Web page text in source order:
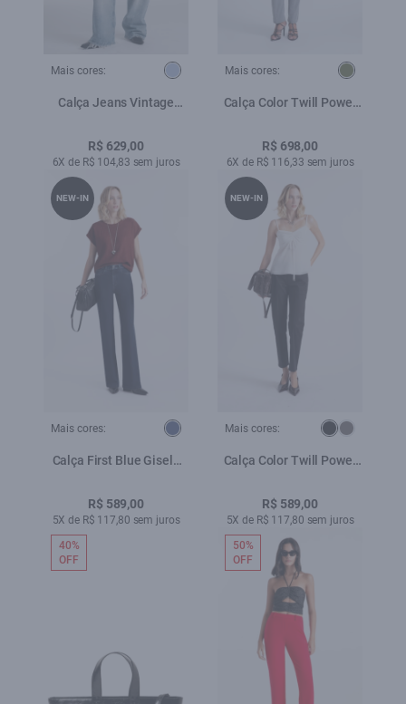
Mais cores:
Calça Jeans Vintage
R$ 629,00
6X de R$ 104,83 sem juros
Mais cores:
Calça Color Twill Power
Oliva
R$ 698,00
6X de R$ 116,33 sem juros
Mais cores:
Calça First Blue Gisele
R$ 589,00
5X de R$ 117,80 sem juros
NEW-IN
Mais cores:
Calça Color Twill Power
R$ 589,00
5X de R$ 117,80 sem juros
NEW-IN
40%
OFF
50%
OFF